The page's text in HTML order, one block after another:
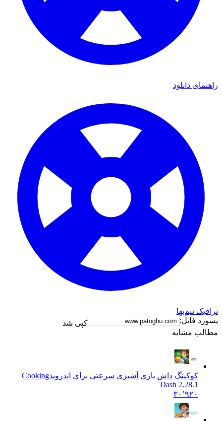
راهنمای دانلود
ترافیک نیم‌بها
پسورد فایل:
کپی شد
مطالب مشابه
کوکینگ داش بازی آشپزی سرعتی برای اندرویدCooking
Dash 2.28.1
۳۰٬۹۲۰